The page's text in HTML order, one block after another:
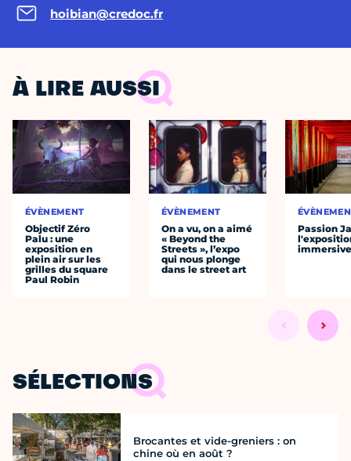
hoibian@credoc.fr
À LIRE AUSSI
ÉVÈNEMENT
Objectif Zéro
Palu : une
exposition en
plein air sur les
grilles du square
Paul Robin
ÉVÈNEMENT
On a vu, on a aimé
« Beyond the
Streets », l’expo
qui nous plonge
dans le street art
Passion
SÉLECTIONS
Brocantes et vide-greniers : on
chine où en août ?